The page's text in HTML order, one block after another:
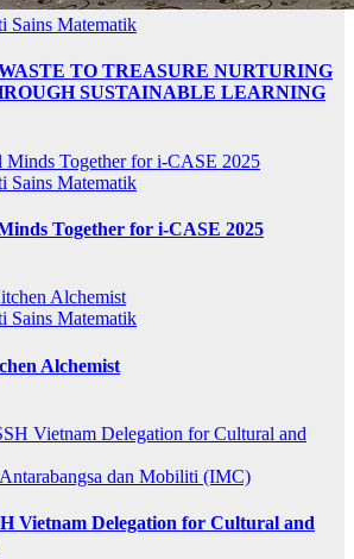
Sains Matematik
TO TREASURE NURTURING
SUSTAINABLE LEARNING
Sains Matematik
Together for i-CASE 2025
Sains Matematik
Alchemist
dan Mobiliti (IMC)
Vietnam Delegation for Cultural and